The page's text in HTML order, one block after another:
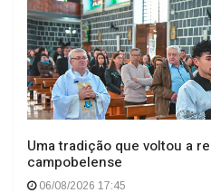
Uma tradição que voltou a
campobelense
06/08/2026 17:45